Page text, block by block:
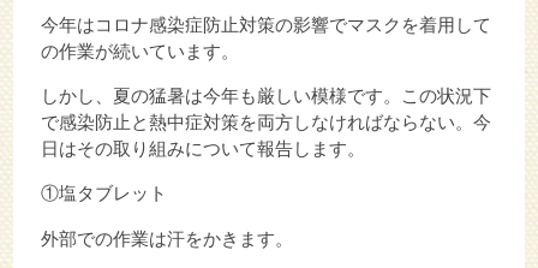
今年はコロナ感染症防止対策の影響でマスクを着用して
の作業が続いています。
しかし、夏の猛暑は今年も厳しい模様です。この状況下
で感染防止と熱中症対策を両方しなければならない。今
日はその取り組みについて報告します。
①塩タブレット
外部での作業は汗をかきます。